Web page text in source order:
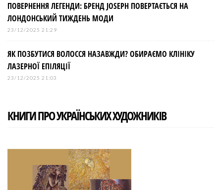
ПОВЕРНЕННЯ ЛЕГЕНДИ: БРЕНД JOSEPH ПОВЕРТАЄТЬСЯ НА
ЛОНДОНСЬКИЙ ТИЖДЕНЬ МОДИ
23/12/2025 21:29
ЯК ПОЗБУТИСЯ ВОЛОССЯ НАЗАВЖДИ? ОБИРАЄМО КЛІНІКУ
ЛАЗЕРНОЇ ЕПІЛЯЦІЇ
23/12/2025 21:03
КНИГИ ПРО УКРАЇНСЬКИХ ХУДОЖНИКІВ